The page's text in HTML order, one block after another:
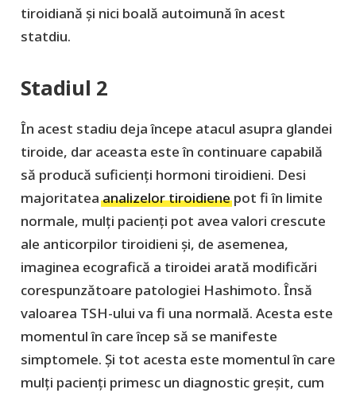
tiroidiană și nici boală autoimună în acest
statdiu.
Stadiul 2
În acest stadiu deja începe atacul asupra glandei
tiroide, dar aceasta este în continuare capabilă
să producă suficienți hormoni tiroidieni. Desi
majoritateaanalizelor tiroidienepot fi în limite
normale, mulți pacienți pot avea valori crescute
ale anticorpilor tiroidieni și, de asemenea,
imaginea ecografică a tiroidei arată modificări
corespunzătoare patologiei Hashimoto. Însă
valoarea TSH-ului va fi una normală. Acesta este
momentul în care încep să se manifeste
simptomele. Și tot acesta este momentul în care
mulți pacienți primesc un diagnostic greșit, cum